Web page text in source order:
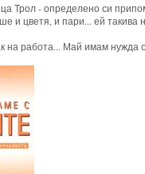
Трол - определено си
и цветя, и пари... ей
на работа... Май имам нужда